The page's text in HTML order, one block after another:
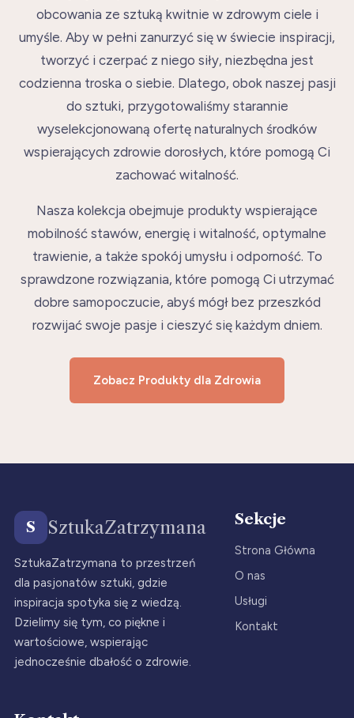
obcowania ze sztuką kwitnie w zdrowym ciele i
umyśle. Aby w pełni zanurzyć się w świecie inspiracji,
tworzyć i czerpać z niego siły, niezbędna jest
codzienna troska o siebie. Dlatego, obok naszej pasji
do sztuki, przygotowaliśmy starannie
wyselekcjonowaną ofertę naturalnych środków
wspierających zdrowie dorosłych, które pomogą Ci
zachować witalność.
Nasza kolekcja obejmuje produkty wspierające
mobilność stawów, energię i witalność, optymalne
trawienie, a także spokój umysłu i odporność. To
sprawdzone rozwiązania, które pomogą Ci utrzymać
dobre samopoczucie, abyś mógł bez przeszkód
rozwijać swoje pasje i cieszyć się każdym dniem.
Zobacz Produkty dla Zdrowia
S SztukaZatrzymana
SztukaZatrzymana to przestrzeń
dla pasjonatów sztuki, gdzie
inspiracja spotyka się z wiedzą.
Dzielimy się tym, co piękne i
wartościowe, wspierając
jednocześnie dbałość o zdrowie.
Sekcje
Strona Główna
O nas
Usługi
Kontakt